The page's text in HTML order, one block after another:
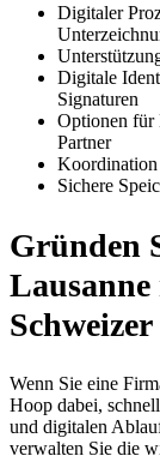
Digitaler
Digitale
Signaturen
Optionen für
Partner
Koordination
Sichere
Gründen
Lausanne
Wenn Sie eine
Hoop dabei,
und digitalen
verwalten Sie die